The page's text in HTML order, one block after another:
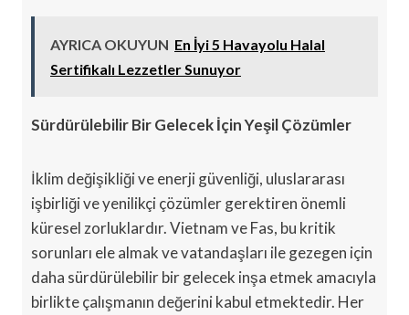
AYRICA OKUYUN En İyi 5 Havayolu Halal
Sertifikalı Lezzetler Sunuyor
Sürdürülebilir Bir Gelecek İçin Yeşil Çözümler
İklim değişikliği ve enerji güvenliği, uluslararası
işbirliği ve yenilikçi çözümler gerektiren önemli
küresel zorluklardır. Vietnam ve Fas, bu kritik
sorunları ele almak ve vatandaşları ile gezegen için
daha sürdürülebilir bir gelecek inşa etmek amacıyla
birlikte çalışmanın değerini kabul etmektedir. Her